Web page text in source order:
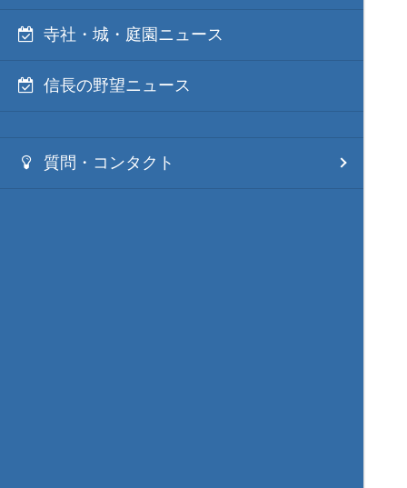
寺社・城・庭園ニュース
信長の野望ニュース
質問・コンタクト